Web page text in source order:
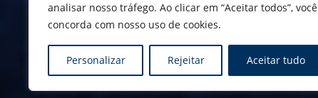
analisar nosso tráfego. Ao clicar em “Aceitar todos”, você
concorda com nosso uso de cookies.
Personalizar Rejeitar Aceitar tudo